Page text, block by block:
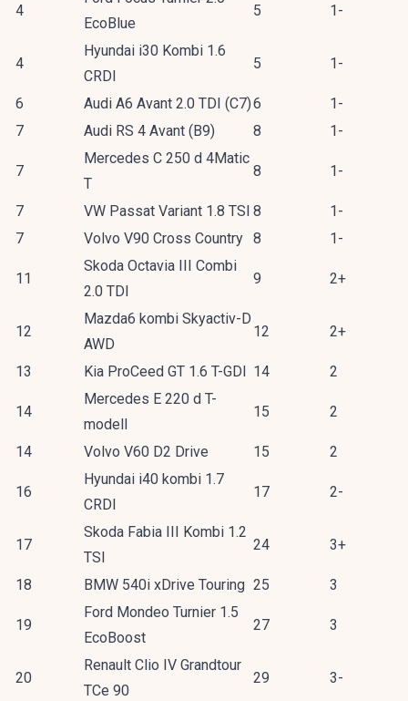
4
EcoBlue
5 1-
4
Hyundai i30 Kombi 1.6
CRDI
5 1-
6 Audi A6 Avant 2.0 TDI (C7)6
1-
7
Audi RS 4 Avant (B9) 8 1-
7
Mercedes C 250 d 4Matic
T
8 1-
7 VW Passat Variant 1.8 TSI 8
1-
7
Volvo V90 Cross Country 8 1-
11
Skoda Octavia III Combi
2.0 TDI
9 2+
12
Mazda6 kombi Skyactiv-D
AWD
12 2+
13 Kia ProCeed GT 1.6 T-GDI 14 2
14
Mercedes E 220 d T-
modell
15 2
14 Volvo V60 D2 Drive 15 2
16
Hyundai i40 kombi 1.7
CRDI
17 2-
17
Skoda Fabia III Kombi 1.2
TSI
24 3+
18 BMW 540i xDrive Touring 25 3
19
Ford Mondeo Turnier 1.5
EcoBoost
27 3
20
Renault Clio IV Grandtour
TCe 90
29 3-